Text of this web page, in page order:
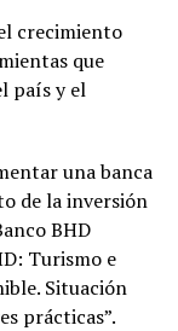
crecimiento
que
país y el
una banca
de la inversión
BHD
Turismo e
Situación
prácticas”.